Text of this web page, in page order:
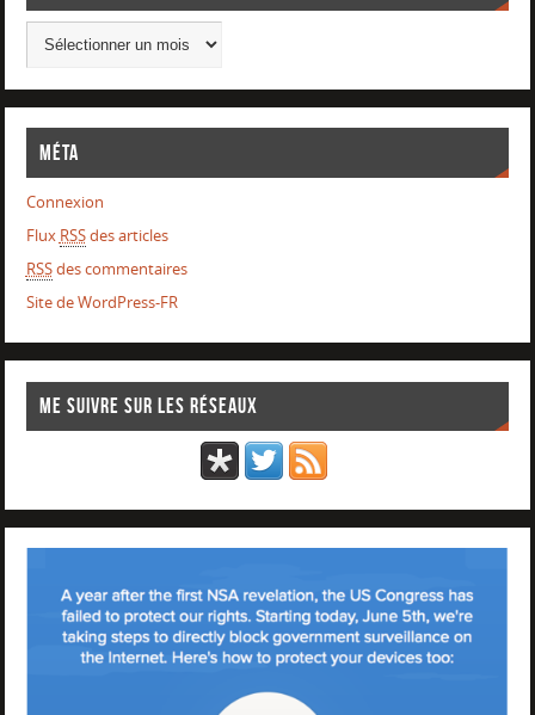
Méta
Connexion
Flux RSSdes articles
RSSdes commentaires
Site de WordPress-FR
Me suivre sur les réseaux